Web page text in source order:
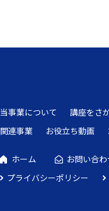
当事業について 講座をさ
関連事業
お役立ち動画
ホーム
お問い合わ
プライバシーポリシー